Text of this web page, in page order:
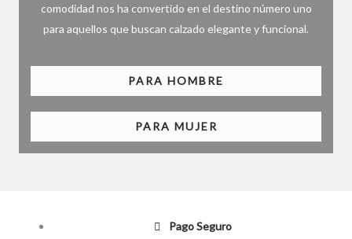
comodidad nos ha convertido en el destino número uno
para aquellos que buscan calzado elegante y funcional.
PARA HOMBRE
PARA MUJER
Pago Seguro